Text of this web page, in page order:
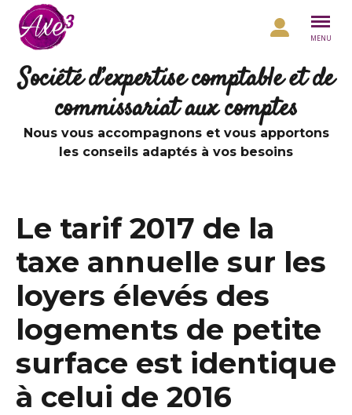
Aller au contenu
MENU
Société d’expertise comptable et de
commissariat aux comptes
Nous vous accompagnons et vous apportons
les conseils adaptés à vos besoins
Le tarif 2017 de la
taxe annuelle sur les
loyers élevés des
logements de petite
surface est identique
à celui de 2016